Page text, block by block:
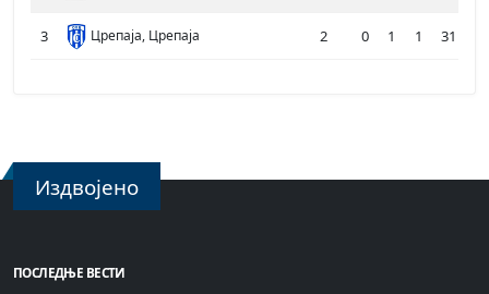
3 Црепаја, Црепаја 2 0 1 1 31
Издвојено
ПОСЛЕДЊЕ ВЕСТИ